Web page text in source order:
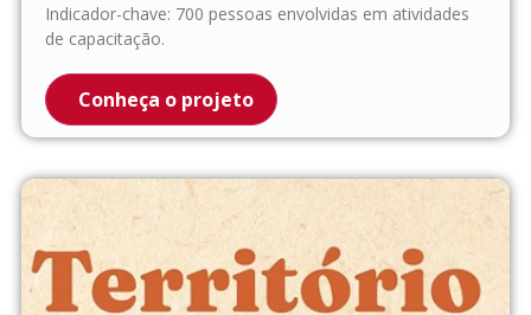
Indicador-chave: 700 pessoas envolvidas em atividades
de capacitação.
Conheça o projeto